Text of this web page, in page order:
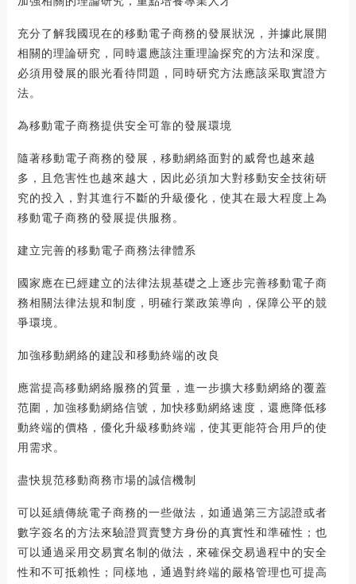
充分了解我國現在的移動電子商務的發展狀況，并據此展開
相關的理論研究，同時還應該注重理論探究的方法和深度。
必須用發展的眼光看待問題，同時研究方法應該采取實證方
法。
為移動電子商務提供安全可靠的發展環境
隨著移動電子商務的發展，移動網絡面對的威脅也越來越
多，且危害性也越來越大，因此必須加大對移動安全技術研
究的投入，對其進行不斷的升級優化，使其在最大程度上為
移動電子商務的發展提供服務。
建立完善的移動電子商務法律體系
國家應在已經建立的法律法規基礎之上逐步完善移動電子商
務相關法律法規和制度，明確行業政策導向，保障公平的競
爭環境。
加強移動網絡的建設和移動終端的改良
應當提高移動網絡服務的質量，進一步擴大移動網絡的覆蓋
范圍，加強移動網絡信號，加快移動網絡速度，還應降低移
動終端的價格，優化升級移動終端，使其更能符合用戶的使
用需求。
盡快規范移動商務市場的誠信機制
可以延續傳統電子商務的一些做法，如通過第三方認證或者
數字簽名的方法來驗證買賣雙方身份的真實性和準確性；也
可以通過采用交易實名制的做法，來確保交易過程中的安全
性和不可抵賴性；同樣地，通過對終端的嚴格管理也可提高